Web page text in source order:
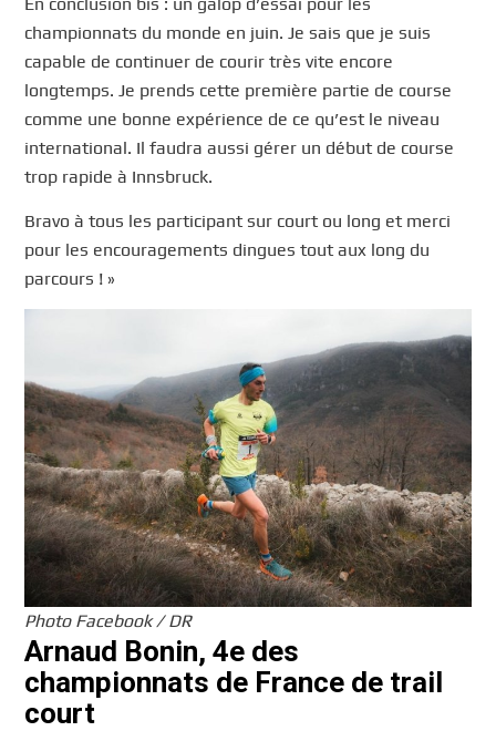
En conclusion bis : un galop d’essai pour les
championnats du monde en juin. Je sais que je suis
capable de continuer de courir très vite encore
longtemps. Je prends cette première partie de course
comme une bonne expérience de ce qu’est le niveau
international. Il faudra aussi gérer un début de course
trop rapide à Innsbruck.
Bravo à tous les participant sur court ou long et merci
pour les encouragements dingues tout aux long du
parcours ! »
Photo Facebook / DR
Arnaud Bonin, 4e des
championnats de France de trail
court